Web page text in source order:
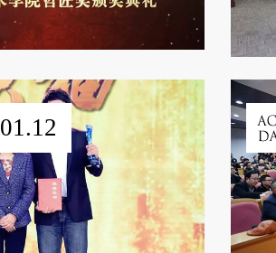
01.12